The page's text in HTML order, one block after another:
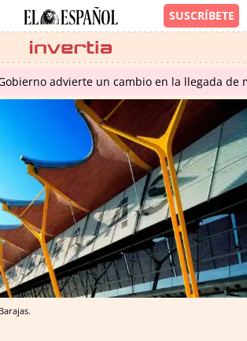
advierte un cambio en la llegada